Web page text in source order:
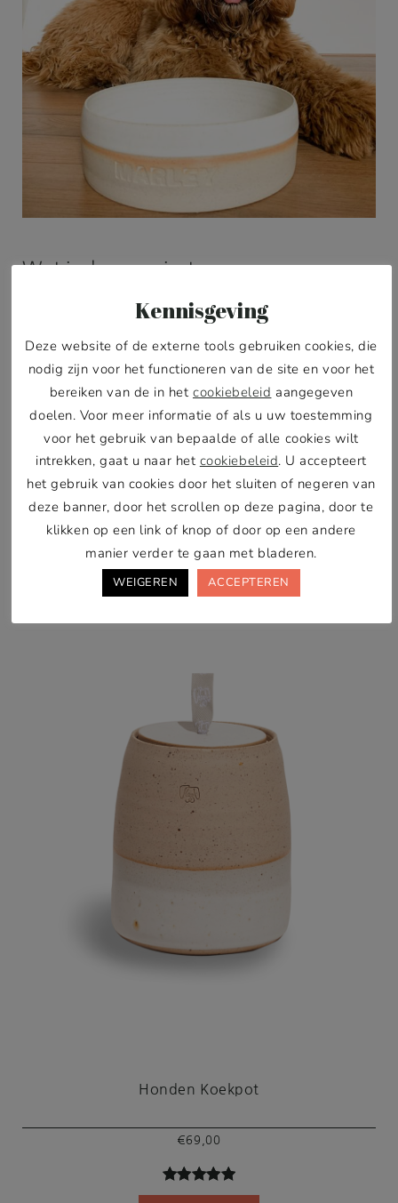
Wat is de grappigste
Dit zijn er eigenlijk teveel om op te noemen. Zijn
grappigste (en gênantste) karaktereigenschap is
dat hij soms een boer kan laten waarvan je denkt
dat het een grote vent is. Zo komt het regelmatig
voor dat hij dit buiten doet en mensen zich echt
omdraaien en naar jou kijken van: pardon?
Bedankt Marley….
Favorieten van Marley
Honden Koekpot
€69,00
Gewaardeer
2
Kennisgeving
Deze website of de externe tools gebruiken cookies, die
nodig zijn voor het functioneren van de site en voor het
bereiken van de in het cookiebeleid aangegeven
doelen. Voor meer informatie of als u uw toestemming
voor het gebruik van bepaalde of alle cookies wilt
intrekken, gaat u naar het cookiebeleid. U accepteert
het gebruik van cookies door het sluiten of negeren van
deze banner, door het scrollen op deze pagina, door te
klikken op een link of knop of door op een andere
manier verder te gaan met bladeren.
WEIGEREN ACCEPTEREN